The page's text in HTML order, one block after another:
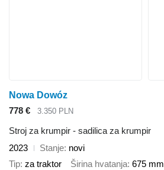
Nowa Dowóz
778 €
3.350 PLN
Stroj za krumpir - sadilica za krumpir
2023
Stanje novi
Tip za traktor Širina hvatanja 675 mm